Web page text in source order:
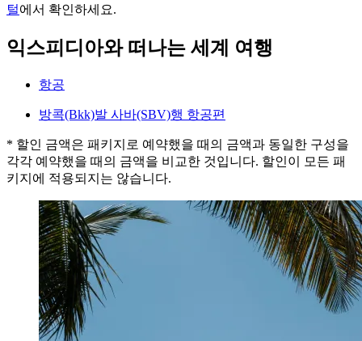
털에서 확인하세요.
익스피디아와 떠나는 세계 여행
항공
방콕(Bkk)발 사바(SBV)행 항공편
* 할인 금액은 패키지로 예약했을 때의 금액과 동일한 구성을
각각 예약했을 때의 금액을 비교한 것입니다. 할인이 모든 패
키지에 적용되지는 않습니다.